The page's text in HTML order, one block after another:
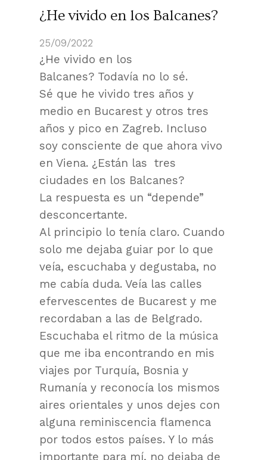
¿He vivido en los Balcanes?
25/09/2022
¿He vivido en los
Balcanes? Todavía no lo sé.
Sé que he vivido tres años y
medio en Bucarest y otros tres
años y pico en Zagreb. Incluso
soy consciente de que ahora vivo
en Viena. ¿Están las tres
ciudades en los Balcanes?
La respuesta es un “depende”
desconcertante.
Al principio lo tenía claro. Cuando
solo me dejaba guiar por lo que
veía, escuchaba y degustaba, no
me cabía duda. Veía las calles
efervescentes de Bucarest y me
recordaban a las de Belgrado.
Escuchaba el ritmo de la música
que me iba encontrando en mis
viajes por Turquía, Bosnia y
Rumanía y reconocía los mismos
aires orientales y unos dejes con
alguna reminiscencia flamenca
por todos estos países. Y lo más
importante para mí, no dejaba de